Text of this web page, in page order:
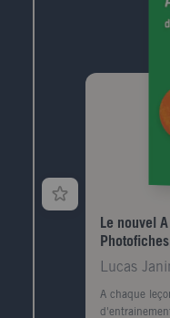
Le nouvel
A chaque